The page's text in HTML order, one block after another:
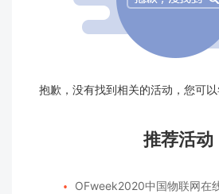
抱歉，没有找到相关的活动，您可
推荐活动
 OFweek2020中国物联网在